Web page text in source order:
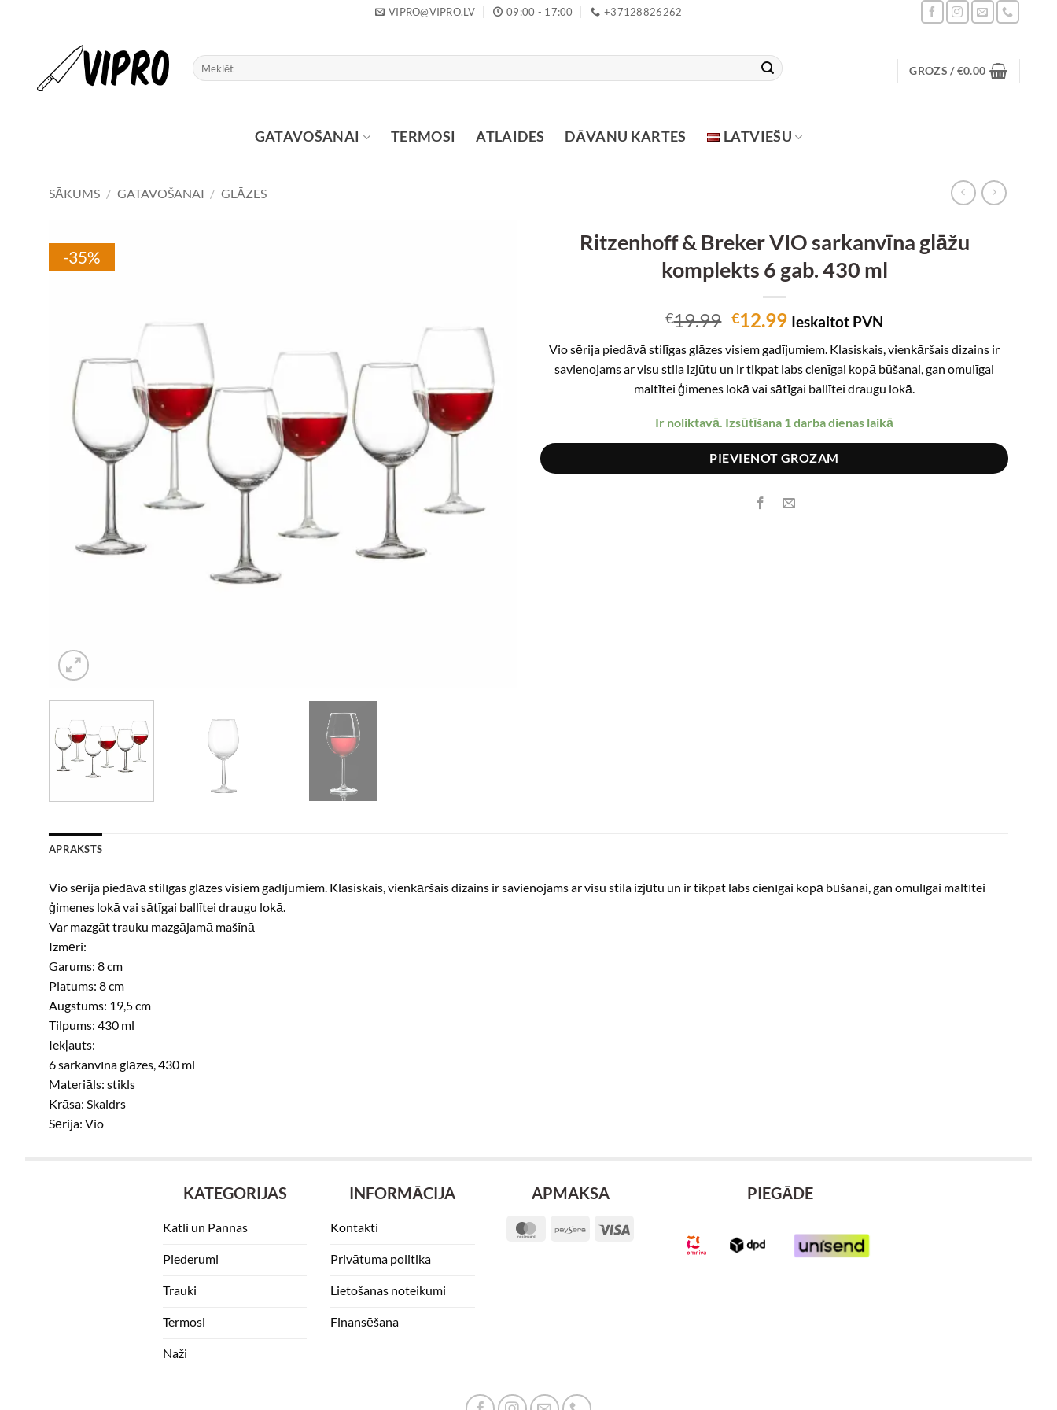
VIPRO@VIPRO.LV 09:00 - 17:00 +37128826262
Meklēt:
GROZS /€0.00
GATAVOŠANAI TERMOSI ATLAIDES DĀVANU KARTES LATVIEŠU
SĀKUMS / GATAVOŠANAI / GLĀZES
-35%
Ritzenhoff & Breker VIO sarkanvīna glāžu
komplekts 6 gab. 430 ml
€19.99 Original
was:
€19.99.
€12.99Current
is:
€12.99.
Ieskaitot PVN
Vio sērija piedāvā stilīgas glāzes visiem gadījumiem. Klasiskais, vienkāršais dizains ir
savienojams ar visu stila izjūtu un ir tikpat labs cienīgai kopā būšanai, gan omulīgai
maltītei ģimenes lokā vai sātīgai ballītei draugu lokā.
Ir noliktavā. Izsūtīšana 1 darba dienas laikā
PIEVIENOT GROZAM
APRAKSTS
Vio sērija piedāvā stilīgas glāzes visiem gadījumiem. Klasiskais, vienkāršais dizains ir savienojams ar visu stila izjūtu un ir tikpat labs cienīgai kopā būšanai, gan omulīgai maltītei
ģimenes lokā vai sātīgai ballītei draugu lokā.
Var mazgāt trauku mazgājamā mašīnā
Izmēri:
Garums: 8 cm
Platums: 8 cm
Augstums: 19,5 cm
Tilpums: 430 ml
Iekļauts:
6 sarkanvīna glāzes, 430 ml
Materiāls: stikls
Krāsa: Skaidrs
Sērija: Vio
KATEGORIJAS
Katli un Pannas
Piederumi
Trauki
Termosi
Naži
INFORMĀCIJA
Kontakti
Privātuma politika
Lietošanas noteikumi
Finansēšana
APMAKSA
MasterCardPaysera
PIEGĀDE